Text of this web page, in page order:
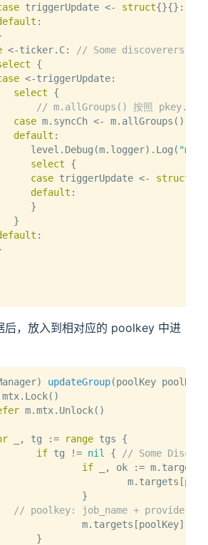
triggerUpdate <- struct{}{}:
:
<-ticker.C:
// Some discoverers
{
<-triggerUpdate:
select {
// m.allGroups() 按照
case m.syncCh <- m.allGroups():
default :
level.Debug(m.logger).Log(
"msg"
select {
case triggerUpdate <- struct
default :
}
}
:
后，放入到相对应的 poolkey 中进
updateGroup(poolKey
m.mtx.Unlock()
_, tg := range tgs {
if tg != nil {
// Some
if _, ok :=
			}
// poolkey: job_name +
		}